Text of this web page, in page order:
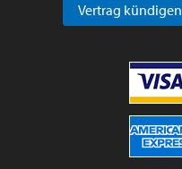
Vertrag kündigen